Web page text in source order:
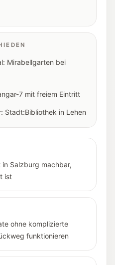
Mirabellgarten bei
7 mit freiem Eintritt
Stadt:Bibliothek in Lehen
Salzburg machbar,
ist
ohne komplizierte
funktionieren